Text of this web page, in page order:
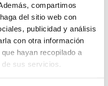
compartimos
del sitio web con
publicidad y análisis
con otra información
hayan recopilado a
de sus servicios.
un paso más en el proceso:
en la primera sesión y
en el desarrollo de
prioridades y posibles vías
en la mejora del bienestar